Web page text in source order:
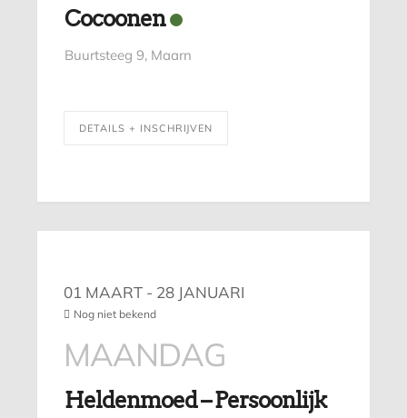
Cocoonen
Buurtsteeg 9, Maarn
DETAILS + INSCHRIJVEN
01 MAART - 28 JANUARI
Nog niet bekend
MAANDAG
Heldenmoed – Persoonlijk